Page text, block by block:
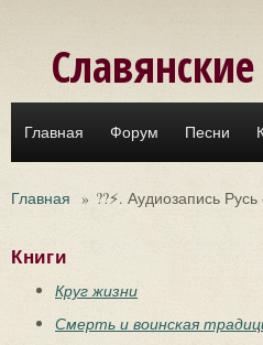
Главная Форум Песни
Главная » ??⚡. Аудиозапись
Книги
Круг жизни
Смерть и воинская